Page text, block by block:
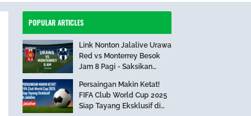
POPULAR ARTICLES
Link Nonton Jalalive Urawa
Red vs Monterrey Besok
Jam 8 Pagi - Saksikan
Persaingan Makin Ketat!
FIFA Club World Cup 2025
Siap Tayang Eksklusif di